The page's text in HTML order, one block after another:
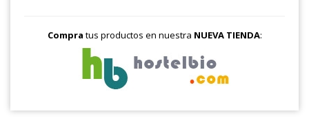
Compra tus productos en nuestra NUEVA TIENDA: